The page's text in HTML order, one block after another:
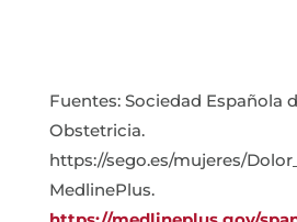
Fuentes: Sociedad Española
Obstetricia.
https://sego.es/mujeres/
MedlinePlus.